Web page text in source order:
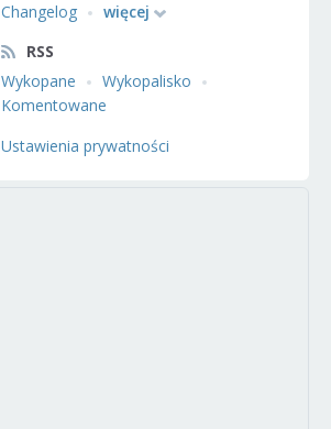
Changelog
więcej
RSS
Wykopane
Wykopalisko
Komentowane
Ustawienia prywatności